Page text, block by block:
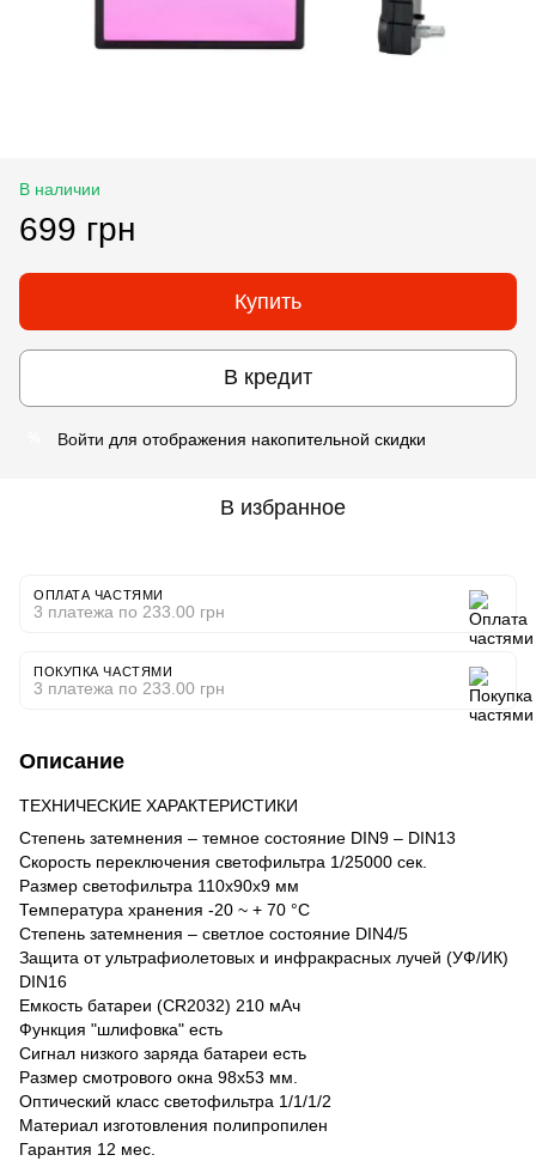
В наличии
699 грн
Купить
В кредит
Войти для отображения накопительной скидки
В избранное
ОПЛАТА ЧАСТЯМИ
3 платежа по 233.00 грн
ПОКУПКА ЧАСТЯМИ
3 платежа по 233.00 грн
Описание
ТЕХНИЧЕСКИЕ ХАРАКТЕРИСТИКИ
Степень затемнения – темное состояние DIN9 – DIN13
Скорость переключения светофильтра 1/25000 сек.
Размер светофильтра 110х90х9 мм
Температура хранения -20 ~ + 70 °С
Степень затемнения – светлое состояние DIN4/5
Защита от ультрафиолетовых и инфракрасных лучей (УФ/ИК)
DIN16
Емкость батареи (CR2032) 210 мАч
Функция "шлифовка" есть
Сигнал низкого заряда батареи есть
Размер смотрового окна 98х53 мм.
Оптический класс светофильтра 1/1/1/2
Материал изготовления полипропилен
Гарантия 12 мес.